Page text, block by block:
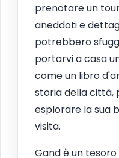
prenotare un
aneddoti e
potrebbero
portarvi a casa
come un libro
storia della città,
esplorare la sua
visita.
Gand è un